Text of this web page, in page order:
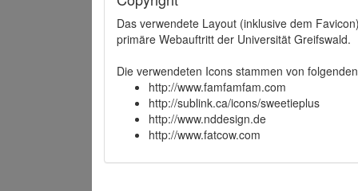
Das verwendete Layout (inklusive dem
primäre Webauftritt der Universität Greifswald.
Die verwendeten Icons stammen von
http://www.famfamfam.com
http://sublink.ca/icons/sweetieplus
http://www.nddesign.de
http://www.fatcow.com